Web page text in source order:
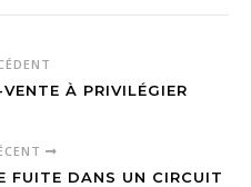
À PRIVILÉGIER
FUITE DANS UN CIRCUIT